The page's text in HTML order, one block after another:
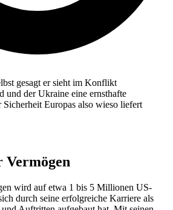
gesagt er sieht im Konflikt
und der Ukraine eine ernsthafte
Europas also wieso liefert
Vermögen
wird auf etwa 1 bis 5 Millionen US-
durch seine erfolgreiche Karriere als